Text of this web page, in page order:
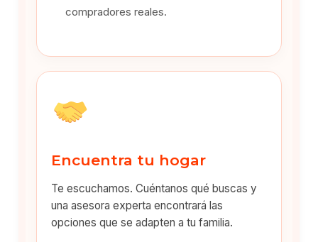
compradores reales.
Encuentra tu hogar
Te escuchamos. Cuéntanos qué buscas y
una asesora experta encontrará las
opciones que se adapten a tu familia.